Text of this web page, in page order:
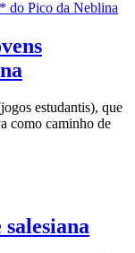
estudantis), que
como caminho de